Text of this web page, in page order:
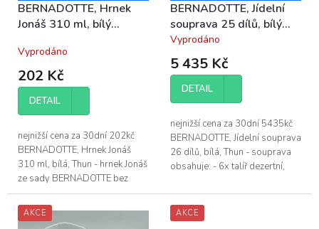
d
u
ů
BERNADOTTE, Hrnek
Jonáš 310 ml, bílý
Vyprodáno
202 Kč
DETAIL
nejnižší cena za 30dní 202kč
BERNADOTTE, Hrnek Jonáš
310 ml, bílá, Thun - hrnek Jonáš
ze sady BERNADOTTE bez
dekoru, v barvě bílá - objem
hrnku je 310 ml - vyrobeno z
vysoce...
BERNADOTTE, Jídelní
souprava 25 dílů, bílý
porcelán Thun
Průměrné
hodnocení
produktu
4,3
5
hvězdiček.
Vyprodáno
5 435 Kč
DETAIL
nejnižší cena za 30dní 5435kč
BERNADOTTE, Jídelní souprava
26 dílů, bílá, Thun - souprava
obsahuje: - 6x talíř dezertní,
mísa - 1x oválná mísa - 1x...
AKCE AKCE